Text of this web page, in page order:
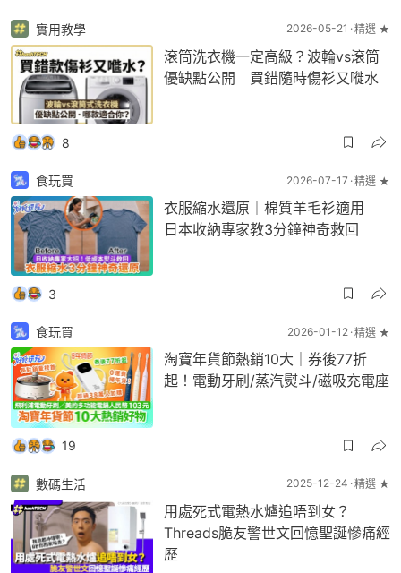
實用教學 2026-05-21 精選 ★
滾筒洗衣機一定高級？波輪vs滾筒
優缺點公開 買錯隨時傷衫又嘥水
8
食玩買 2026-07-17 精選 ★
衣服縮水還原｜棉質羊毛衫適用
日本收納專家教3分鐘神奇救回
3
食玩買 2026-01-12 精選 ★
淘寶年貨節熱銷10大｜券後77折
起！電動牙刷/蒸汽熨斗/磁吸充電座
19
數碼生活 2025-12-24 精選 ★
用處死式電熱水爐追唔到女？
Threads脆友警世文回憶聖誕慘痛經
歷